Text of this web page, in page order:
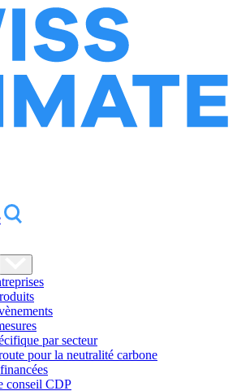
par secteur
pour la neutralité carbone
conseil CDP